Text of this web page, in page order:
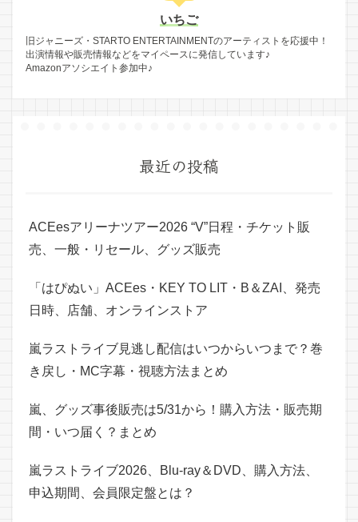
いちご
旧ジャニーズ・STARTO ENTERTAINMENTのアーティストを応援中！
出演情報や販売情報などをマイペースに発信しています♪
Amazonアソシエイト参加中♪
最近の投稿
ACEesアリーナツアー2026 “V”日程・チケット販
売、一般・リセール、グッズ販売
「はぴぬい」ACEes・KEY TO LIT・B＆ZAI、発売
日時、店舗、オンラインストア
嵐ラストライブ見逃し配信はいつからいつまで？巻
き戻し・MC字幕・視聴方法まとめ
嵐、グッズ事後販売は5/31から！購入方法・販売期
間・いつ届く？まとめ
嵐ラストライブ2026、Blu-ray＆DVD、購入方法、
申込期間、会員限定盤とは？